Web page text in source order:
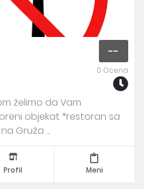
--
0 Ocena
želimo da Vam
objekat *restoran sa
Gruža ...
Profil Meni